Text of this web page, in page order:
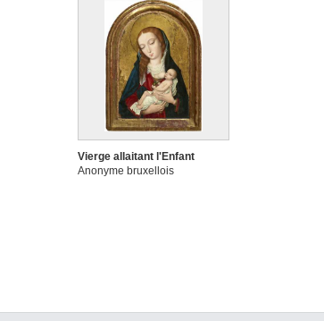
Vierge allaitant l'Enfant
Anonyme bruxellois